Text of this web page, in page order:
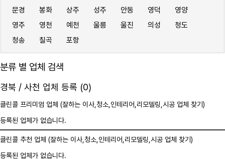
문경
봉화 상주 성주 안동 영덕
영양
영주
영천 예천 울릉 울진 의성
청도
청송
칠곡 포항
분류 별 업체 검색
경북 / 사천 업체 등록 (0)
클린콜 프리미엄 업체 (잘하는 이사, 청소 ,인테리어,리모델링,시공 업체 찾기)
등록된 업체가 없습니다.
클린콜 추천 업체 (잘하는 이사, 청소 ,인테리어,리모델링,시공 업체 찾기)
등록된 업체가 없습니다.